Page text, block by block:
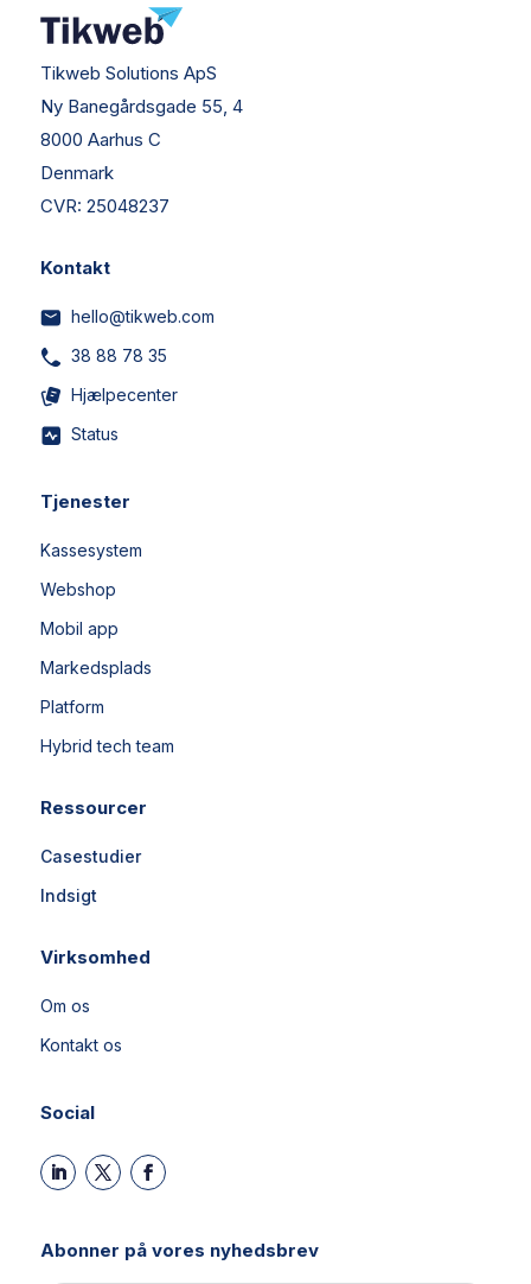
Tikweb Solutions ApS
Ny Banegårdsgade 55, 4
8000 Aarhus C
Denmark
CVR: 25048237
Kontakt
hello@tikweb.com
38 88 78 35
Hjælpecenter
Status
Tjenester
Kassesystem
Webshop
Mobil app
Markedsplads
Platform
Hybrid tech team
Ressourcer
Casestudier
Indsigt
Virksomhed
Om os
Kontakt os
Social
Abonner på vores nyhedsbrev